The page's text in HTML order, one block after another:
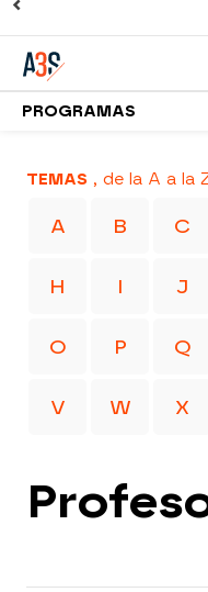
PROGRAMAS
TEMAS , de la A a la
A B C
H I J
O P Q
V W X